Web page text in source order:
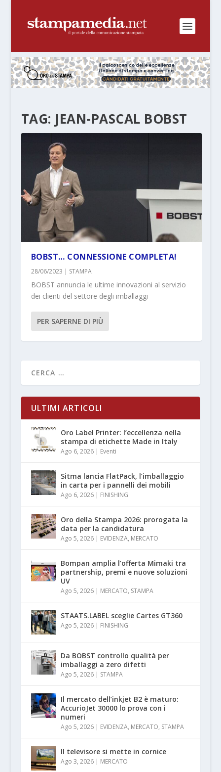
TAG: JEAN-PASCAL BOBST
BOBST… CONNESSIONE COMPLETA!
28/06/2023 | STAMPA
BOBST annuncia le ultime innovazioni al servizio
dei clienti del settore degli imballaggi
PER SAPERNE DI PIÙ
ULTIMI ARTICOLI
Oro Label Printer: l’eccellenza nella
stampa di etichette Made in Italy
Ago 6, 2026| Eventi
Sitma lancia FlatPack, l’imballaggio
in carta per i pannelli dei mobili
Ago 6, 2026| FINISHING
Oro della Stampa 2026: prorogata la
data per la candidatura
Ago 5, 2026| EVIDENZA, MERCATO
Bompan amplia l’offerta Mimaki tra
partnership, premi e nuove soluzioni
UV
Ago 5, 2026| MERCATO, STAMPA
STAATS.LABEL sceglie Cartes GT360
Ago 5, 2026| FINISHING
Da BOBST controllo qualità per
imballaggi a zero difetti
Ago 5, 2026| STAMPA
Il mercato dell’inkjet B2 è maturo:
AccurioJet 30000 lo prova con i
numeri
Ago 5, 2026| EVIDENZA, MERCATO, STAMPA
Il televisore si mette in cornice
Ago 3, 2026| MERCATO